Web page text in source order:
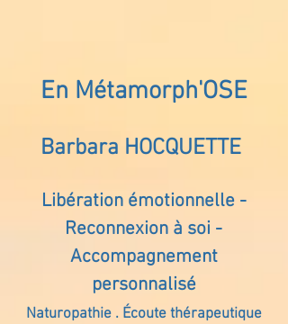
En Métamorph'OSE
Barbara HOCQUETTE
Libération émotionnelle -
Reconnexion à soi -
Accompagnement
personnalisé
Naturopathie . Écoute thérapeutique